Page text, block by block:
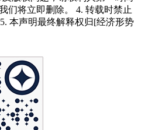
们将立即删除。 4. 转载时禁止
本声明最终解释权归[经济形势